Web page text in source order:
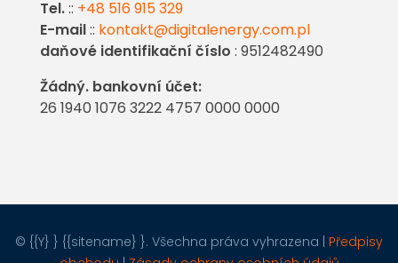
Tel.:: +48 516 915 329
E-mail:: kontakt@digitalenergy.com.pl
daňové identifikační číslo : 9512482490
Žádný. bankovní účet:
26 1940 1076 3222 4757 0000 0000
© {{Y} } {{sitename} }. Všechna práva vyhrazena |
Předpisy